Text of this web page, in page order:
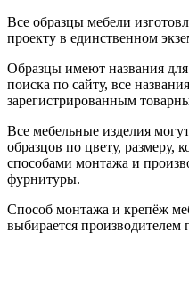
Все образцы мебели
проекту в единственном
Образцы имеют названия
поиска по сайту, все
зарегистрированным
Все мебельные изделия
образцов по цвету, размеру,
способами монтажа и
фурнитуры.
Способ монтажа и крепёж
выбирается